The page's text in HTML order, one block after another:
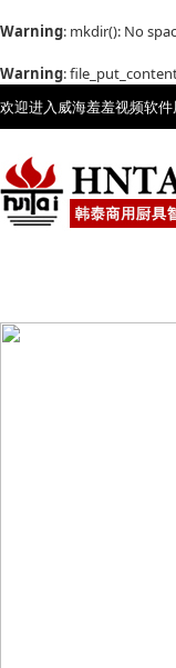
Warning: mkdir(): No
Warning:
欢迎进入威海羞羞视频软